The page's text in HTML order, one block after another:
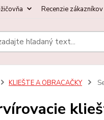
Recenzie zákazníkov
KLIEŠTE A OBRACAČKY